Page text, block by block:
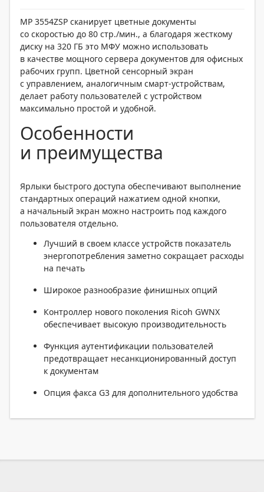
MP 3554ZSP сканирует цветные документы
со скоростью до 80 стр./мин., а благодаря жесткому
диску на 320 ГБ это МФУ можно использовать
в качестве мощного сервера документов для офисных
рабочих групп. Цветной сенсорный экран
с управлением, аналогичным смарт-устройствам,
делает работу пользователей с устройством
максимально простой и удобной.
Особенности
и преимущества
Ярлыки быстрого доступа обеспечивают выполнение
стандартных операций нажатием одной кнопки,
а начальный экран можно настроить под каждого
пользователя отдельно.
Лучший в своем классе устройств показатель
энергопотребления заметно сокращает расходы
на печать
Широкое разнообразие финишных опций
Контроллер нового поколения Ricoh GWNX
обеспечивает высокую производительность
Функция аутентификации пользователей
предотвращает несанкционированный доступ
к документам
Опция факса G3 для дополнительного удобства